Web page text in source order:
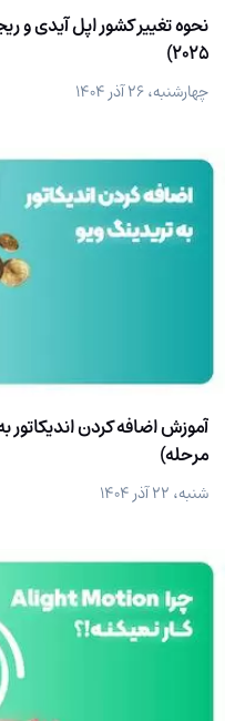
نحوه تغییر کشور اپل آیدی و
2025)
چهارشنبه، ۲۶ آذر ۱۴۰۴
مرحله)
شنبه، ۲۲ آذر ۱۴۰۴